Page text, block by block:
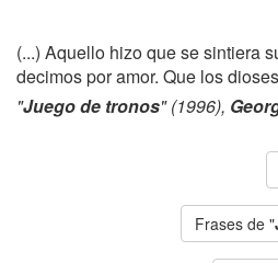
(...) Aquello hizo que se sintiera
decimos por amor. Que los
"Juego de tronos" (1996),
Frases de "